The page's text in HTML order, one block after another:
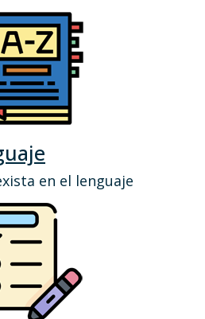
en el lenguaje